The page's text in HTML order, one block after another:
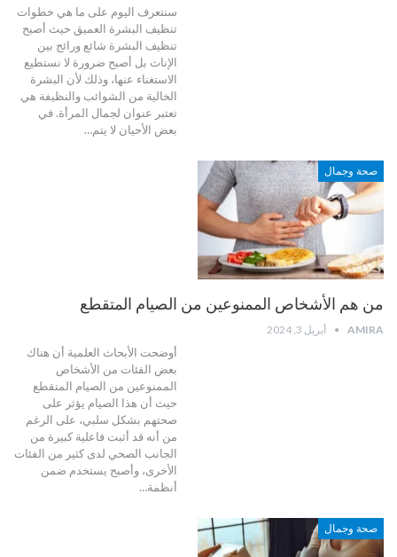
سنتعرف اليوم على ما هي خطوات
تنظيف البشرة العميق حيث أصبح
تنظيف البشرة شائع ورائج بين
الإناث بل أصبح ضرورة لا نستطيع
الاستغناء عنها، وذلك لأن البشرة
الخالية من الشوائب والنظيفة هي
تعتبر عنوان لجمال المرأة.في
بعض الأحيان لا يتم…
صحة وجمال
من هم الأشخاص الممنوعين من الصيام المتقطع
AMIRA أبريل 3, 2024
أوضحت الأبحاث العلمية أن هناك
بعض الفئات من الأشخاص
الممنوعين من الصيام المتقطع
حيث أن هذا الصيام يؤثر على
صحتهم بشكل سلبي، على الرغم
من أنه قد أثبت فاعلية كبيرة من
الجانب الصحي لدى كثير من الفئات
الأخرى، وأصبح يستخدم ضمن
أنظمة…
صحة وجمال